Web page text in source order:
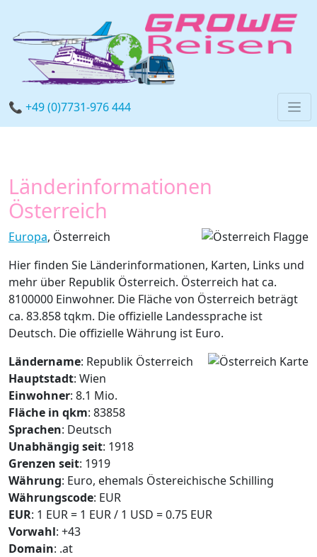
📞 +49 (0)7731-976 444
Länderinformationen
Österreich
Europa, Österreich
Hier finden Sie Länderinformationen, Karten, Links und
mehr über Republik Österreich. Österreich hat ca.
8100000 Einwohner. Die Fläche von Österreich beträgt
ca. 83.858 tqkm. Die offizielle Landessprache ist
Deutsch. Die offizielle Währung ist Euro.
Ländername: Republik Österreich
Hauptstadt: Wien
Einwohner: 8.1 Mio.
Fläche in qkm: 83858
Sprachen: Deutsch
Unabhängig seit: 1918
Grenzen seit: 1919
Währung: Euro, ehemals Östereichische Schilling
Währungscode: EUR
EUR: 1 EUR = 1 EUR / 1 USD = 0.75 EUR
Vorwahl: +43
Domain: .at